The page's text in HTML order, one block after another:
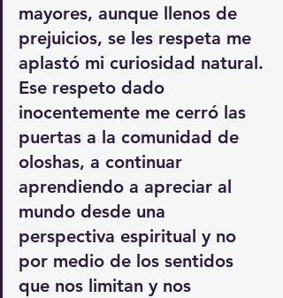
mayores, aunque llenos de
prejuicios, se les respeta me
aplastó mi curiosidad natural.
Ese respeto dado
inocentemente me cerró las
puertas a la comunidad de
oloshas, a continuar
aprendiendo a apreciar al
mundo desde una
perspectiva espiritual y no
por medio de los sentidos
que nos limitan y nos